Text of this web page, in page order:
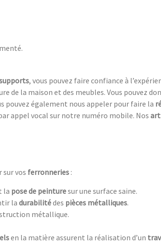
, vous pouvez faire confiance à
de la maison et des meubles. Vous pouvez
pouvez également nous appeler pour faire la
appel vocal sur notre numéro mobile. Nos
vos ferronneries :
la pose de peinturesur une surface saine.
la durabilitédes pièces métalliques.
métallique.
en la matière assurent la réalisation d’un